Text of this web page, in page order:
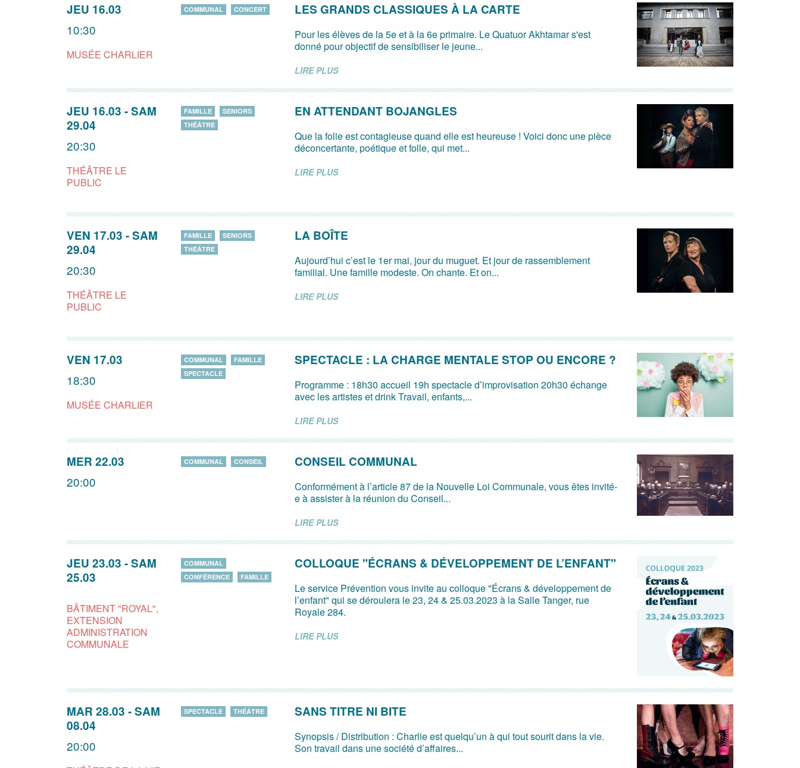
JEU 16.03
10:30
MUSÉE CHARLIER
COMMUNAL CONCERT LES GRANDS CLASSIQUES À LA CARTE
Pour les élèves de la 5e et à la 6e primaire. Le Quatuor Akhtamar s'est
donné pour objectif de sensibiliser le jeune...
LIRE PLUS
JEU 16.03 -SAM
29.04
20:30
THÉÂTRE LE
PUBLIC
FAMILLE
SENIORS
THÉÂTRE
EN ATTENDANT BOJANGLES
Que la folie est contagieuse quand elle est heureuse ! Voici donc une pièce
déconcertante, poétique et folle, qui met...
LIRE PLUS
VEN 17.03 -SAM
29.04
20:30
THÉÂTRE LE
PUBLIC
FAMILLE
SENIORS
THÉÂTRE
LA BOÎTE
Aujourd’hui c’est le 1er mai, jour du muguet. Et jour de rassemblement
familial. Une famille modeste. On chante. Et on...
LIRE PLUS
VEN 17.03
18:30
MUSÉE CHARLIER
COMMUNAL
FAMILLE
SPECTACLE
SPECTACLE : LA CHARGE MENTALE STOP OU ENCORE ?
Programme : 18h30 accueil 19h spectacle d’improvisation 20h30 échange
avec les artistes et drink Travail, enfants,...
LIRE PLUS
MER 22.03
20:00
COMMUNAL CONSEIL CONSEIL COMMUNAL
Conformément à l’article 87 de la Nouvelle Loi Communale, vous êtes invité-
e à assister à la réunion du Conseil...
LIRE PLUS
JEU 23.03 -SAM
25.03
BÂTIMENT "ROYAL",
EXTENSION
ADMINISTRATION
COMMUNALE
COMMUNAL
CONFÉRENCE
FAMILLE
COLLOQUE "ÉCRANS & DÉVELOPPEMENT DE L’ENFANT"
Le service Prévention vous invite au colloque "Écrans & développement de
l’enfant" qui se déroulera le 23, 24 & 25.03.2023 à la Salle Tanger, rue
Royale 284.
LIRE PLUS
MAR 28.03 -SAM
08.04
20:00
SPECTACLE THÉÂTRE SANS TITRE NI BITE
Synopsis / Distribution : Charlie est quelqu’un à qui tout sourit dans la vie.
Son travail dans une société d’affaires...